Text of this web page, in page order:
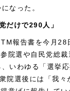
なった。
だけで290人」
報告書を今月28
院選や自民党総
いわゆる「選挙
院選後には「我々